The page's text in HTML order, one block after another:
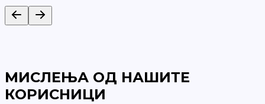
МИСЛЕЊА ОД НАШИТЕ
КОРИСНИЦИ